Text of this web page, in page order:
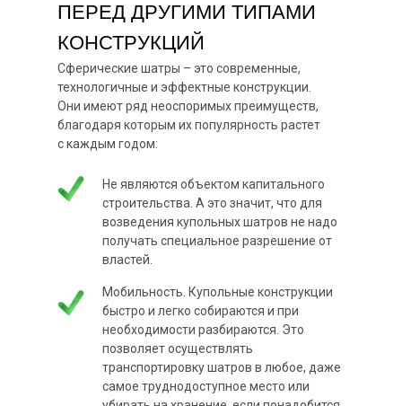
Не являются объектом капитального
строительства. А это значит, что для
возведения купольных шатров не надо
получать специальное разрешение от
властей.
Сферические шатры – это современные,
технологичные и эффектные конструкции.
Они имеют ряд неоспоримых преимуществ,
благодаря которым их популярность растет
с каждым годом:
Мобильность. Купольные конструкции
быстро и легко собираются и при
необходимости разбираются. Это
позволяет осуществлять
транспортировку шатров в любое, даже
самое труднодоступное место или
ПЕРЕД ДРУГИМИ ТИПАМИ
КОНСТРУКЦИЙ